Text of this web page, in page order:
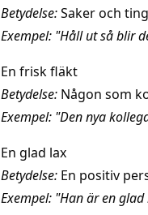
Betydelse:Saker och
Exempel: "Håll ut så blir
En frisk fläkt
Betydelse: Någon som
Exempel: "Den nya
En glad lax
Betydelse: En positiv
Exempel: "Han är en